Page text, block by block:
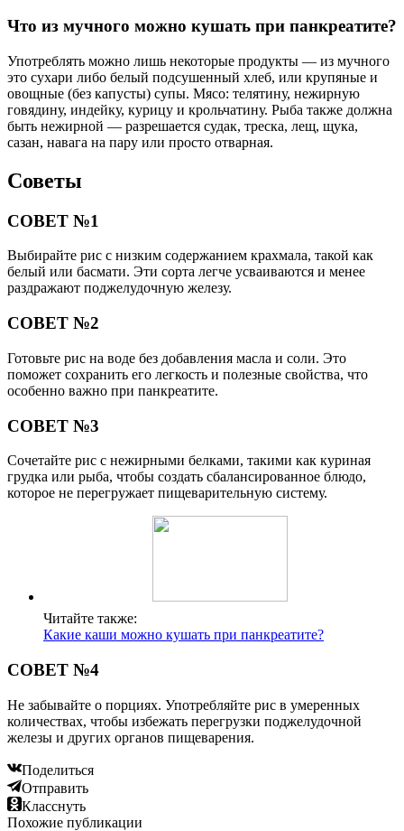
Что из мучного можно кушать при панкреатите?
Употреблять можно лишь некоторые продукты — из мучного
это сухари либо белый подсушенный хлеб, или крупяные и
овощные (без капусты) супы. Мясо: телятину, нежирную
говядину, индейку, курицу и крольчатину. Рыба также должна
быть нежирной — разрешается судак, треска, лещ, щука,
сазан, навага на пару или просто отварная.
Советы
СОВЕТ №1
Выбирайте рис с низким содержанием крахмала, такой как
белый или басмати. Эти сорта легче усваиваются и менее
раздражают поджелудочную железу.
СОВЕТ №2
Готовьте рис на воде без добавления масла и соли. Это
поможет сохранить его легкость и полезные свойства, что
особенно важно при панкреатите.
СОВЕТ №3
Сочетайте рис с нежирными белками, такими как куриная
грудка или рыба, чтобы создать сбалансированное блюдо,
которое не перегружает пищеварительную систему.
Читайте также:
Какие каши можно кушать при панкреатите?
СОВЕТ №4
Не забывайте о порциях. Употребляйте рис в умеренных
количествах, чтобы избежать перегрузки поджелудочной
железы и других органов пищеварения.
Поделиться
Отправить
Класснуть
Похожие публикации